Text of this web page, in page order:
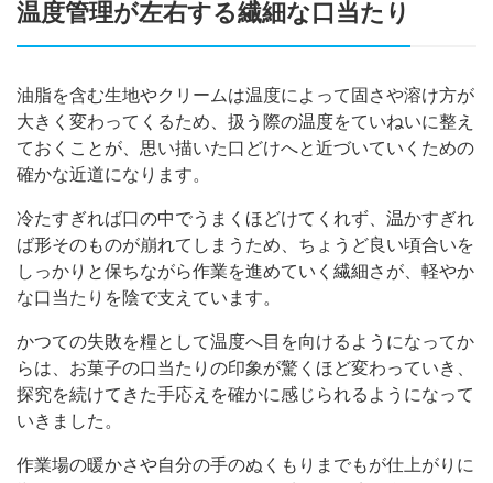
温度管理が左右する繊細な口当たり
油脂を含む生地やクリームは温度によって固さや溶け方が
大きく変わってくるため、扱う際の温度をていねいに整え
ておくことが、思い描いた口どけへと近づいていくための
確かな近道になります。
冷たすぎれば口の中でうまくほどけてくれず、温かすぎれ
ば形そのものが崩れてしまうため、ちょうど良い頃合いを
しっかりと保ちながら作業を進めていく繊細さが、軽やか
な口当たりを陰で支えています。
かつての失敗を糧として温度へ目を向けるようになってか
らは、お菓子の口当たりの印象が驚くほど変わっていき、
探究を続けてきた手応えを確かに感じられるようになって
いきました。
作業場の暖かさや自分の手のぬくもりまでもが仕上がりに